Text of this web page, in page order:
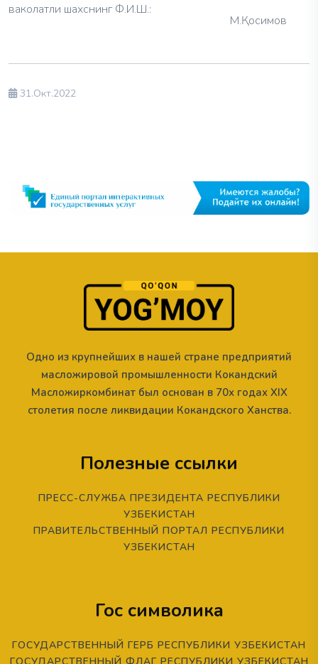
ваколатли шахснинг Ф.И.Ш.:‎
М.Қосимов‎‎
31.Окт.2022
Одно из крупнейших в нашей стране предприятий
масложировой промышленности Кокандский
Масложиркомбинат был основан в 70х годах XIX
столетия после ликвидации Кокандского Ханства.
Полезные ссылки
ПРЕСС-СЛУЖБА ПРЕЗИДЕНТА РЕСПУБЛИКИ
УЗБЕКИСТАН
ПРАВИТЕЛЬСТВЕННЫЙ ПОРТАЛ РЕСПУБЛИКИ
УЗБЕКИСТАН
Гос символика
ГОСУДАРСТВЕННЫЙ ГЕРБ РЕСПУБЛИКИ УЗБЕКИСТАН
ГОСУДАРСТВЕННЫЙ ФЛАГ РЕСПУБЛИКИ УЗБЕКИСТАН